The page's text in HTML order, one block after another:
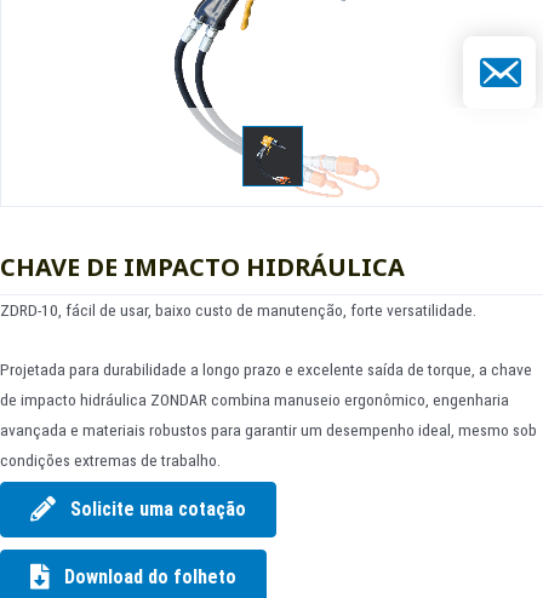
CHAVE DE IMPACTO HIDRÁULICA
ZDRD-10, fácil de usar, baixo custo de manutenção, forte versatilidade.
Projetada para durabilidade a longo prazo e excelente saída de torque, a chave
de impacto hidráulica ZONDAR combina manuseio ergonômico, engenharia
avançada e materiais robustos para garantir um desempenho ideal, mesmo sob
condições extremas de trabalho.
Solicite uma cotação
Download do folheto
E-mail